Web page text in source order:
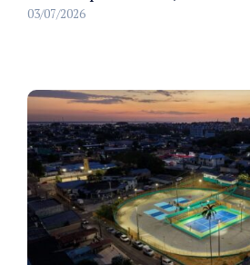
03/07/2026